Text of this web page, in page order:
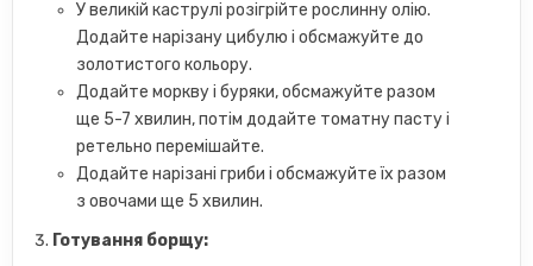
У великій каструлі розігрійте рослинну олію.
Додайте нарізану цибулю і обсмажуйте до
золотистого кольору.
Додайте моркву і буряки, обсмажуйте разом
ще 5-7 хвилин, потім додайте томатну пасту і
ретельно перемішайте.
Додайте нарізані гриби і обсмажуйте їх разом
з овочами ще 5 хвилин.
Готування борщу: